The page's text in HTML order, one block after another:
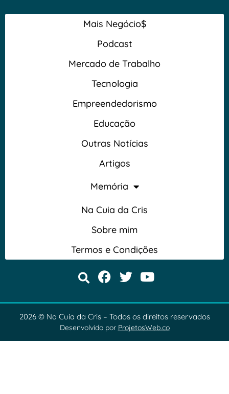
Mais Negócio$
Podcast
Mercado de Trabalho
Tecnologia
Empreendedorismo
Educação
Outras Notícias
Artigos
Memória
Na Cuia da Cris
Sobre mim
Termos e Condições
2026 © Na Cuia da Cris – Todos os direitos reservados
Desenvolvido por ProjetosWeb.co